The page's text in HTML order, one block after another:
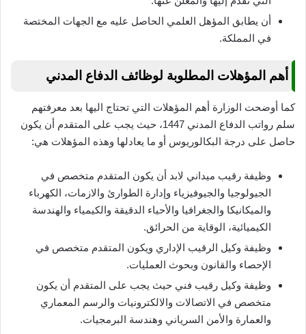
أن يطابق المؤهل العلمي الحاصل عليه مع الجهات المختصة
في المملكة.
أهم المؤهلات المطلوبة لوظائف الدفاع المدني
كما أوضحت الوزارة أهم المؤهلات التي تحتاج اليها بعد معرفتهم
سلم رواتب الدفاع المدني 1447، حيث يجب على المتقدم أن يكون
حاصل على درجة البكالوريوس أو ما يعادلها وهذه المؤهلات هي:
وظيفة رقيب ميداني لابد أن يكون المتقدم متخصص في
الجيولوجيا والجيوفيزياء وإدارة الطوارئ والازمات، الكهرباء
والميكانيكا والجغرافيا والأحياء الدقيقة والكيمياء والهندسة
الكيميائية، الوقاية من الحرائق.
وظيفة وكيل الرقيب الإداري ويكون المتقدم متخصص في
الإحصاء والقانون وبحوث العمليات.
وظيفة وكيل رقيب فني حيث يجب على المتقدم أن يكون
متخصص في الاتصالات والالكترونيات والرسم المعماري
والعمارة والأمن السرياني وهندسة البرمجيات.